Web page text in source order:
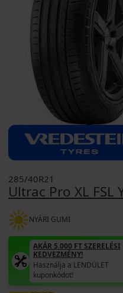
Ultrac Pro XL FSL
285/40R21
NYÁRI GUMI
AKÁR 5.000 FT SZERELÉSI
KEDVEZMÉNY!
Használja a LENDÜLET
kuponkódot!